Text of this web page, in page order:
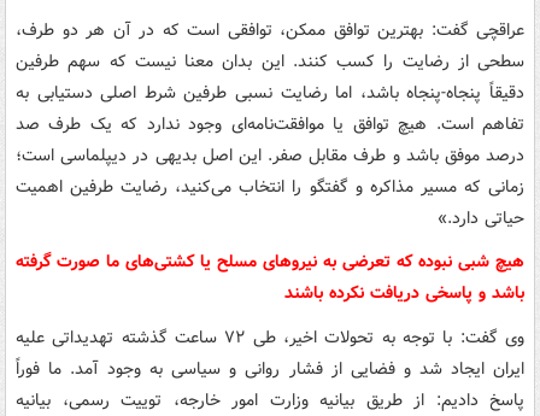
عراقچی گفت: بهترین توافق ممکن، توافقی است که در آن هر دو طرف،
سطحی از رضایت را کسب کنند. این بدان معنا نیست که سهم طرفین
دقیقاً پنجاه-پنجاه باشد، اما رضایت نسبی طرفین شرط اصلی دستیابی به
تفاهم است. هیچ توافق یا موافقت‌نامه‌ای وجود ندارد که یک طرف صد
درصد موفق باشد و طرف مقابل صفر. این اصل بدیهی در دیپلماسی است؛
زمانی که مسیر مذاکره و گفتگو را انتخاب می‌کنید، رضایت طرفین اهمیت
حیاتی دارد.»
هیچ شبی نبوده که تعرضی به نیروهای مسلح یا کشتی‌های ما صورت گرفته
باشد و پاسخی دریافت نکرده باشند
وی گفت: با توجه به تحولات اخیر، طی ۷۲ ساعت گذشته تهدیداتی علیه
ایران ایجاد شد و فضایی از فشار روانی و سیاسی به وجود آمد. ما فوراً
پاسخ دادیم: از طریق بیانیه وزارت امور خارجه، توییت رسمی، بیانیه